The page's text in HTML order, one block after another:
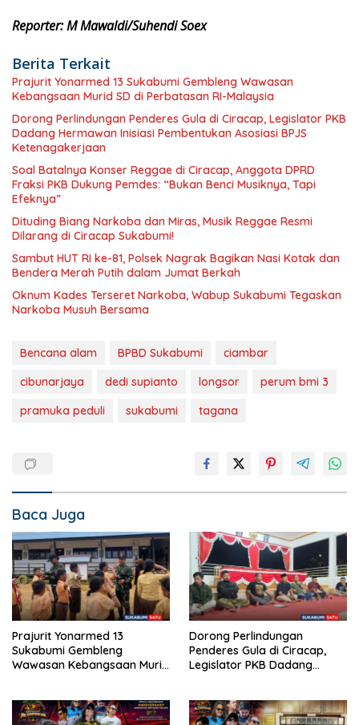
Reporter: M Mawaldi/Suhendi Soex
Berita Terkait
Prajurit Yonarmed 13 Sukabumi Gembleng Wawasan
Kebangsaan Murid SD di Perbatasan RI-Malaysia
Dorong Perlindungan Penderes Gula di Ciracap, Legislator PKB
Dadang Hermawan Inisiasi Pembentukan Asosiasi BPJS
Ketenagakerjaan
Soal Batalnya Konser Reggae di Ciracap, Anggota DPRD
Fraksi PKB Dukung Pemdes: “Bukan Benci Musiknya, Tapi
Efeknya”
Dituding Biang Narkoba dan Miras, Musik Reggae Resmi
Dilarang di Ciracap Sukabumi!
Sambut HUT RI ke-81, Polsek Nagrak Bagikan Nasi Kotak dan
Bendera Merah Putih dalam Jumat Berkah
Oknum Kades Terseret Narkoba, Wabup Sukabumi Tegaskan
Narkoba Musuh Bersama
Bencana alam BPBD Sukabumi
ciambar
cibunarjaya
dedi supianto longsor
perum bmi 3
pramuka peduli
sukabumi tagana
Baca Juga
Prajurit Yonarmed 13
Sukabumi Gembleng
Wawasan Kebangsaan Murid
Dorong Perlindungan
Penderes Gula di Ciracap,
Legislator PKB Dadang
Ketenagakerjaan